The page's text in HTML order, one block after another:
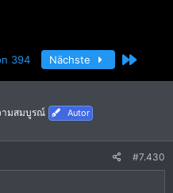
394 Nächste Letzte
ามสมบูรณ์ Autor
#7.430